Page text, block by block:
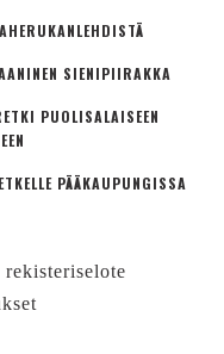
SIENIPIIRAKKA
PUOLISALAISEEN
PÄÄKAUPUNGISSA